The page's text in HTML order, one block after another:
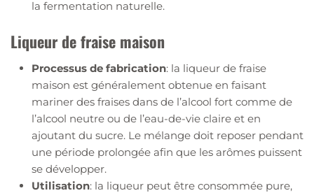
la fermentation naturelle.
Liqueur de fraise maison
Processus de fabrication: la liqueur de fraise
maison est généralement obtenue en faisant
mariner des fraises dans de l’alcool fort comme de
l’alcool neutre ou de l’eau-de-vie claire et en
ajoutant du sucre. Le mélange doit reposer pendant
une période prolongée afin que les arômes puissent
se développer.
Utilisation: la liqueur peut être consommée pure,